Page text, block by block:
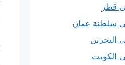
قطر
سلطنة عمان
البحرين
الكويت